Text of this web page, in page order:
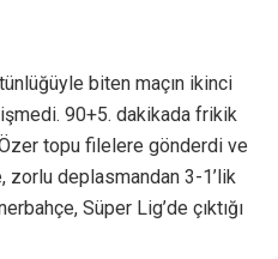
biten maçın ikinci
90+5. dakikada frikik
topu filelere gönderdi ve
zorlu deplasmandan 3-1’lik
Süper Lig’de çıktığı